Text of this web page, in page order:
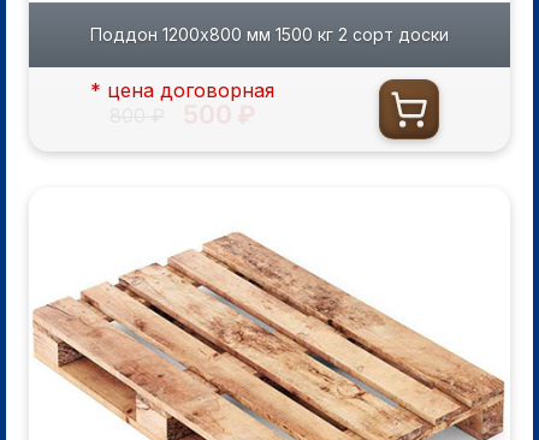
Поддон 1200х800 мм 1500 кг 2 сорт доски
* цена договорная